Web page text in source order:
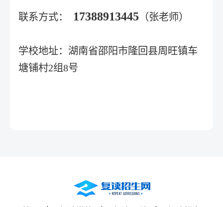
联系方式： 17388913445 （张老师）
学校地址：湖南省邵阳市隆回县周旺镇车
塘铺村2组8号